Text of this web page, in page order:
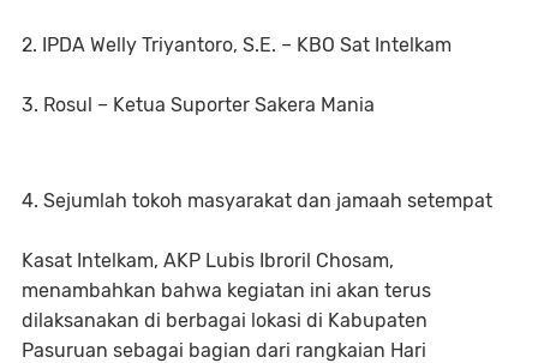
2. IPDA Welly Triyantoro, S.E. – KBO Sat Intelkam
3. Rosul – Ketua Suporter Sakera Mania
4. Sejumlah tokoh masyarakat dan jamaah setempat
Kasat Intelkam, AKP Lubis Ibroril Chosam,
menambahkan bahwa kegiatan ini akan terus
dilaksanakan di berbagai lokasi di Kabupaten
Pasuruan sebagai bagian dari rangkaian Hari